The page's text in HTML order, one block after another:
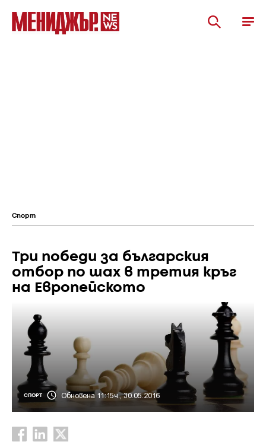
Спорт
Три победи за българския
отбор по шах в третия кръг
на Европейското
СПОРТ Обновена 11:15ч., 30.05.2016